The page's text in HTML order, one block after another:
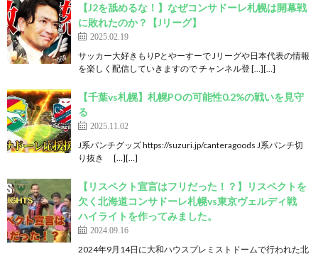
【J2を舐めるな！】なぜコンサドーレ札幌は開幕戦
に敗れたのか？【Jリーグ】
2025.02.19
サッカー大好きもりPとやーすーで Jリーグや日本代表の情報
を楽しく配信していきますので チャンネル登 […][…]
【千葉vs札幌】札幌POの可能性0.2%の戦いを見守
る
2025.11.02
J系パンチグッズ https://suzuri.jp/canteragoods J系パンチ切
り抜き […][…]
【リスペクト宣言はフリだった！？】リスペクトを
欠く北海道コンサドーレ札幌vs東京ヴェルディ戦
ハイライトを作ってみました。
2024.09.16
2024年9月14日に大和ハウスプレミストドームで行われた北